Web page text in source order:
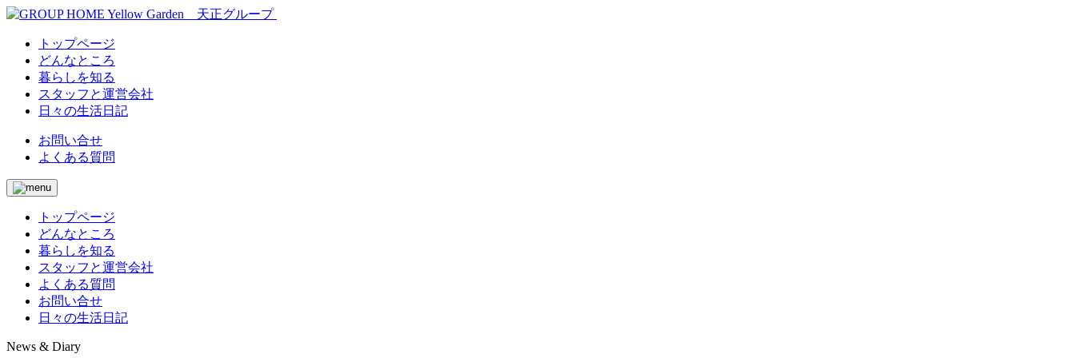
トップページ
どんなところ
暮らしを知る
スタッフと運営会社
日々の生活日記
お問い合せ
よくある質問
トップページ
どんなところ
暮らしを知る
スタッフと運営会社
よくある質問
お問い合せ
日々の生活日記
News & Diary